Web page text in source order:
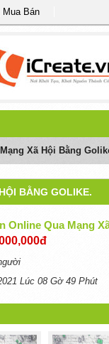
Mua Bán
Xã Hội Bằng
BẰNG GOLIKE.
Online Qua Mạng
Lúc 08 Gờ 49 Phút